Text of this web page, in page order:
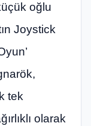
oğlu
Joystick
tek
olarak